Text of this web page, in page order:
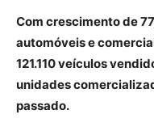
Com crescimento de
automóveis e
121.110 veículos
unidades
passado.